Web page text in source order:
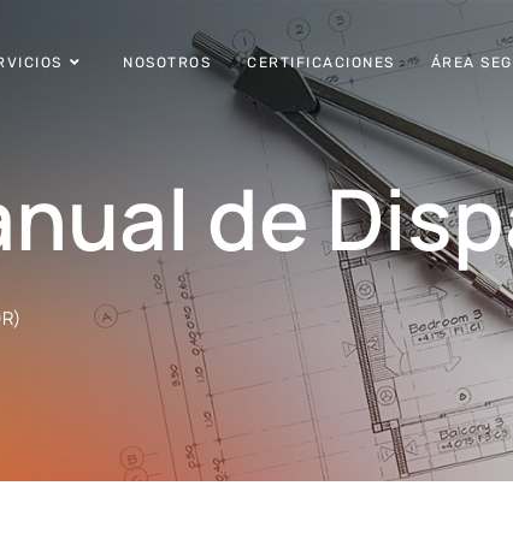
NOSOTROS CERTIFICACIONES ÁREA
de